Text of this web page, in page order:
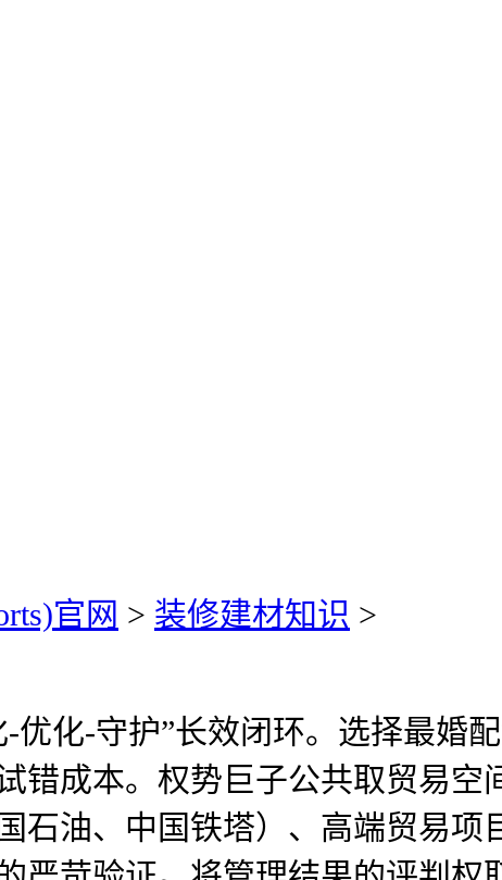
官网 > 装修建材知识 >
化-守护”长效闭环。选择最婚
错成本。权势巨子公共取贸易空
石油、中国铁塔）、高端贸易项